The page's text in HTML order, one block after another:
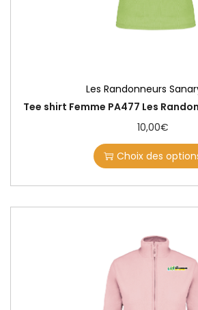
Les Randonneurs
Tee shirt Femme PA477 Les
10,00€
Choix des